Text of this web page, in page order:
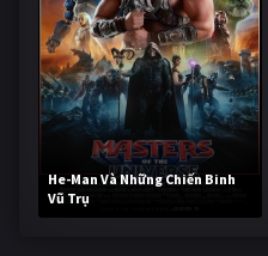
He-Man Và Những Chiến Binh
Vũ Trụ
246,017 lượt xem